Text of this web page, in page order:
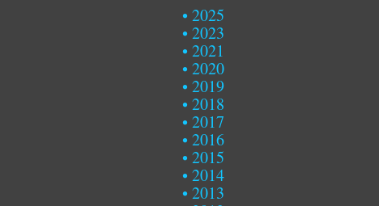
2025
2023
2021
2020
2019
2018
2017
2016
2015
2014
2013